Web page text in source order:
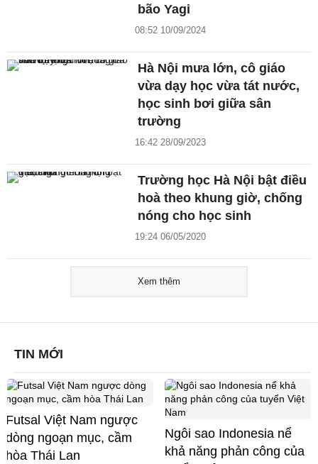
bão Yagi
08:52 10/09/2024
Hà Nội mưa lớn, cô giáo
vừa dạy học vừa tát nước,
học sinh bơi giữa sân
trường
16:42 28/09/2023
Trường học Hà Nội bật điều
hoà theo khung giờ, chống
nóng cho học sinh
19:24 06/05/2020
Xem thêm
TIN MỚI
Futsal Việt Nam ngược
dòng ngoạn mục, cầm
hòa Thái Lan
Ngôi sao Indonesia nể
khả năng phản công của